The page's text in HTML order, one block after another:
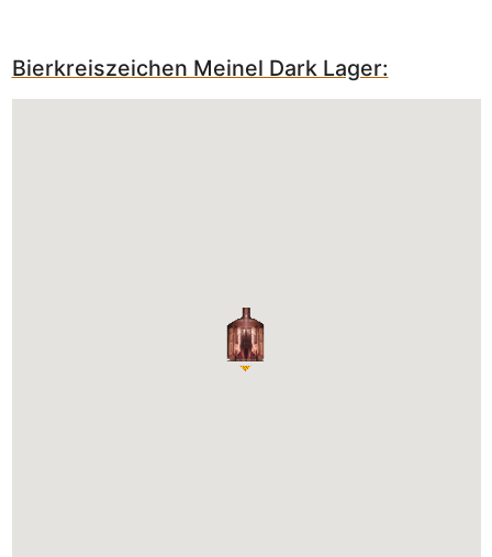
Bierkreiszeichen Meinel Dark Lager: